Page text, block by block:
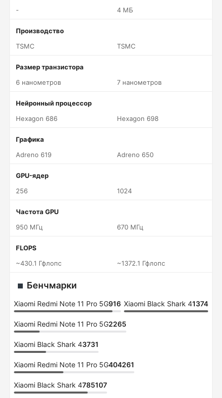
-
4 МБ
Производство
TSMC
TSMC
Размер транзистора
6 нанометров
7 нанометров
Нейронный процессор
Hexagon 686
Hexagon 698
Графика
Adreno 619
Adreno 650
GPU-ядер
256
1024
Частота GPU
950 МГц
670 МГц
FLOPS
~430.1 Гфлопс
~1372.1 Гфлопс
Бенчмарки
Xiaomi Redmi Note 11 Pro 5G916 Xiaomi Black Shark 41374
Xiaomi Redmi Note 11 Pro 5G2265
Xiaomi Black Shark 43731
Xiaomi Redmi Note 11 Pro 5G404261
Xiaomi Black Shark 4785107